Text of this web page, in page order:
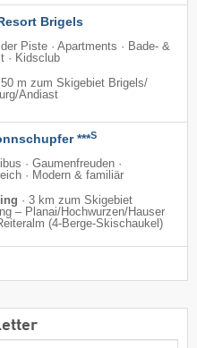
Brigels
Piste · Apartments · Bade- &
· Kidsclub
50 m zum Skigebiet Brigels/​
​Andiast
***S
· Gaumenfreuden ·
· Modern & familiär
· 3 km zum Skigebiet
– Planai/​Hochwurzen/​Hauser
(4-Berge-Skischaukel)